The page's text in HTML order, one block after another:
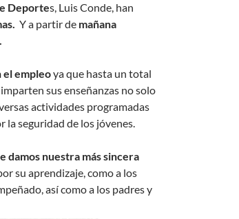
Deportes, Luis Conde, han
Y a partir de mañana
empleoya que hasta un total
imparten sus enseñanzas no solo
actividades programadas
la seguridad de los jóvenes.
damos nuestra más sincera
su aprendizaje, como a los
así como a los padres y